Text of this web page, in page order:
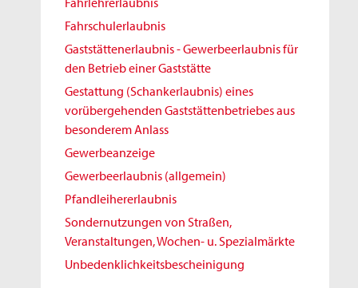
Fahrschulerlaubnis
Gaststättenerlaubnis - Gewerbeerlaubnis für
den Betrieb einer Gaststätte
Gestattung (Schankerlaubnis) eines
vorübergehenden Gaststättenbetriebes aus
besonderem Anlass
Gewerbeanzeige
Gewerbeerlaubnis (allgemein)
Pfandleihererlaubnis
Sondernutzungen von Straßen,
Veranstaltungen, Wochen- u. Spezialmärkte
Unbedenklichkeitsbescheinigung